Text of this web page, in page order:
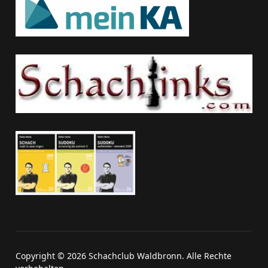
Copyright © 2026 Schachclub Waldbronn. Alle Rechte